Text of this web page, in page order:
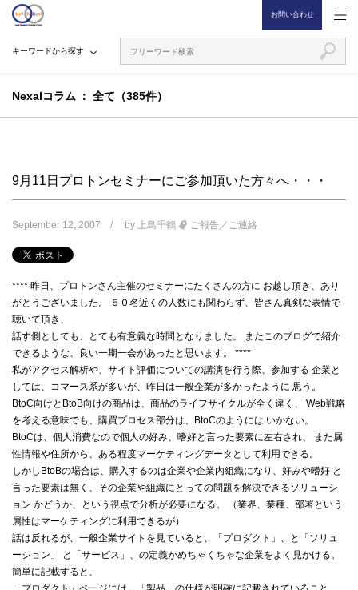
お問い合わせ
Nexalコラム 全て（385件）
キーワードから探す
9月11日プロトンセミナーにご参加頂いた方々へ・・・
September 12, 2007 by 上島千鶴 ご報告／ご連絡
**** 昨日、プロトンさん主催のセミナーにたくさんの方に お越し頂き、あり
がとうございました。 ５０名近くの人数にも関わらず、皆さん真剣な表情で
聴いて頂き、
話す側としても、とても有意義な時間となりました。 またこのブログで紹介
できるような、良い一期一会があったと思います。 ****
私がアクセス解析や、サイト評価についての講演を行う際、参加する 企業と
しては、コマース系が多いが、昨日は一般企業が多かったように 思う。
BtoC向けとBtoB向けの商品は、商品のライフサイクルが全く違く、 Web戦略
を考える意味でも、購買プロセス部分は、BtoCのようには いかない。
BtoCは、個人消費なので個人の好み、嗜好と言った要素に左右され、 また属
性情報や住所から、ある程度マーケティングデータとして利用できる。
しかしBtoBの場合は、購入するのは企業や企業内組織になり、好みや嗜好 と
言った要素は無く、その企業や組織にとっての問題を解決できるソリューシ
ョン かどうか、という視点で分析が必要になる。 （業界、業種、部署という
属性はマーケティングに利用できるが）
話は反れるが、一般企業サイトを見ていると、「プロダクト」、と「ソリュ
ーション」 と「サービス」、の定義がめちゃくちゃな企業をよく見かける。
簡単に記載すると、